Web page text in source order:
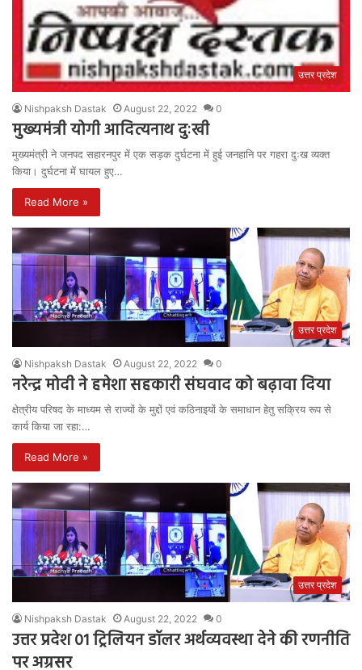
उत्तर प्रदेश
Nishpaksh Dastak August 22, 2022 0
मुख्यमंत्री योगी आदित्यनाथ दुःखी
मुख्यमंत्री ने जनपद सहारनपुर में एक सड़क दुर्घटना में हुई जनहानि पर गहरा दुःख व्यक्त
किया। दुर्घटना में घायल हुए…
Read More »
उत्तर प्रदेश
Nishpaksh Dastak August 22, 2022 0
नरेन्द्र मोदी ने हमेशा सहकारी संघवाद को बढ़ावा दिया
क्षेत्रीय परिषद के माध्यम से राज्यों के मुद्दों एवं कठिनाइयों के समाधान हेतु सक्रिय रूप से
कार्य किया जा रहा:…
Read More »
उत्तर प्रदेश
Nishpaksh Dastak August 22, 2022 0
उत्तर प्रदेश 01 ट्रिलियन डॉलर अर्थव्यवस्था देने की रणनीति
पर अग्रसर